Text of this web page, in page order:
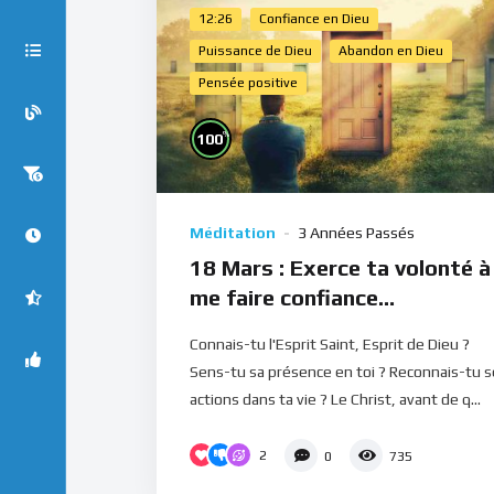
12:26 Confiance en Dieu
Puissance de Dieu Abandon en Dieu
Pensée positive
100%
Méditation 3 Années Passés
18 Mars : Exerce ta volonté à
me faire confiance
Connais-tu l'Esprit Saint, Esprit de Dieu ?
Sens-tu sa présence en toi ? Reconnais-tu
actions dans ta vie ? Le Christ, avant de q...
2 0 735